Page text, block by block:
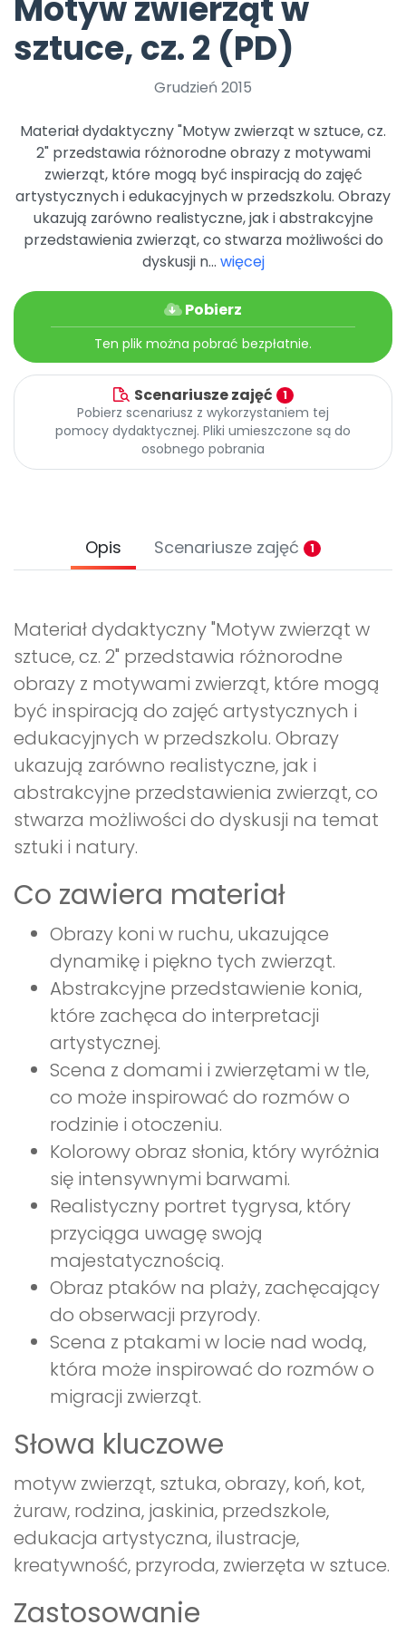
Archiwalne numery
Pomoc
Promocje
Motyw zwierząt w
sztuce, cz. 2 (PD)
Grudzień 2015
Materiał dydaktyczny "Motyw zwierząt w sztuce, cz.
2" przedstawia różnorodne obrazy z motywami
zwierząt, które mogą być inspiracją do zajęć
artystycznych i edukacyjnych w przedszkolu. Obrazy
ukazują zarówno realistyczne, jak i abstrakcyjne
przedstawienia zwierząt, co stwarza możliwości do
dyskusji n... więcej
Pobierz
Ten plik można pobrać bezpłatnie.
Scenariusze zajęć 1
Pobierz scenariusz z wykorzystaniem tej
pomocy dydaktycznej. Pliki umieszczone są do
osobnego pobrania
Opis Scenariusze zajęć 1
Materiał dydaktyczny "Motyw zwierząt w
sztuce, cz. 2" przedstawia różnorodne
obrazy z motywami zwierząt, które mogą
być inspiracją do zajęć artystycznych i
edukacyjnych w przedszkolu. Obrazy
ukazują zarówno realistyczne, jak i
abstrakcyjne przedstawienia zwierząt, co
stwarza możliwości do dyskusji na temat
sztuki i natury.
Co zawiera materiał
Obrazy koni w ruchu, ukazujące
dynamikę i piękno tych zwierząt.
Abstrakcyjne przedstawienie konia,
które zachęca do interpretacji
artystycznej.
Scena z domami i zwierzętami w tle,
co może inspirować do rozmów o
rodzinie i otoczeniu.
Kolorowy obraz słonia, który wyróżnia
się intensywnymi barwami.
Realistyczny portret tygrysa, który
przyciąga uwagę swoją
majestatycznością.
Obraz ptaków na plaży, zachęcający
do obserwacji przyrody.
Scena z ptakami w locie nad wodą,
która może inspirować do rozmów o
migracji zwierząt.
Słowa kluczowe
motyw zwierząt, sztuka, obrazy, koń, kot,
żuraw, rodzina, jaskinia, przedszkole,
edukacja artystyczna, ilustracje,
kreatywność, przyroda, zwierzęta w sztuce.
Zastosowanie